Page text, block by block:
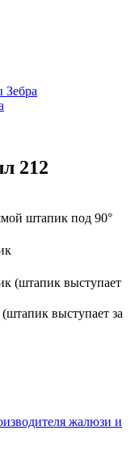
212
штапик под 90°
(штапик выступает
выступает за